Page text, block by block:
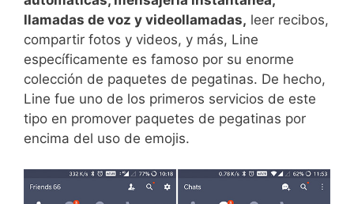
llamadas de voz y videollamadas, leer recibos,
compartir fotos y videos, y más, Line
específicamente es famoso por su enorme
colección de paquetes de pegatinas. De hecho,
Line fue uno de los primeros servicios de este
tipo en promover paquetes de pegatinas por
encima del uso de emojis.